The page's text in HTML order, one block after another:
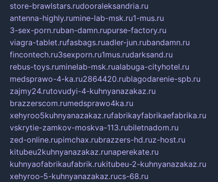
store-brawlstars.rudooraleksandria.ru
antenna-highly.rumine-lab-msk.ru1-mus.ru
3-sex-porn.ruban-damn.rupurse-factory.ru
viagra-tablet.rufasbags.ruadler-jun.rubandamn.ru
fincontech.ru3sexporn.ru1mus.rudarksand.ru
rebus-toys.ruminelab-msk.rualabuga-cityhotel.ru
medsprawo-4-ka.ru2864420.rublagodarenie-spb.ru
zajmy24.rutovudyi-4-kuhnyanazakaz.ru
brazzerscom.rumedsprawo4ka.ru
xehyroo5kuhnyanazakaz.rufabrikayfabrikaefabrika.ru
vskrytie-zamkov-moskva-113.rubiletnadom.ru
zed-online.rupimchax.rubrazzers-hd.ruz-host.ru
kitubeu2kuhnyanazakaz.runaperekate.ru
kuhnyaofabrikaufabrik.rukitubeu-2-kuhnyanazakaz.ru
xehyroo-5-kuhnyanazakaz.rucs-68.ru